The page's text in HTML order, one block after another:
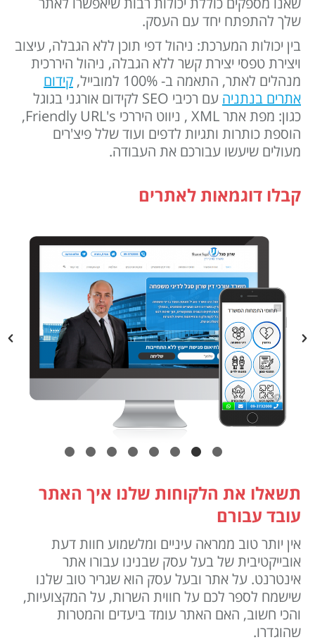
שאנו מספקים כוללת יכולות רבות שיאפשרו לאתר
שלך להתפתח יחד עם העסק.
בין יכולות המערכת: ניהול דפי תוכן ללא הגבלה, עיצוב
ויצירת טפסי יצירת קשר ללא הגבלה, ניהול היררכית
מנהלים לאתר, התאמה ב- 100% למובייל,
קידום
אתרים בנתניה
עם רכיבי SEO לקידום אורגני בגוגל
כגון: מפת אתר XML , ניווט היררכי Friendly URL's,
הוספת כותרות ותגיות לדפים ועוד שלל פיצ'רים
מעולים שיעשו עבורכם את העבודה.
קבלו דוגמאות לאתרים
תשאלו את הלקוחות שלנו איך האתר
עובד עבורם
אין יותר טוב ממראה עיניים ומלשמוע חוות דעת
אובייקטיבית של בעל עסק שבנינו עבורו אתר
אינטרנט. על אתר ובעל עסק הוא שגריר טוב שלנו
שישמח לספר לכם על חווית השרות, על המקצועיות,
והכי חשוב, האם האתר עומד ביעדים והמטרות
שהוגדרו.